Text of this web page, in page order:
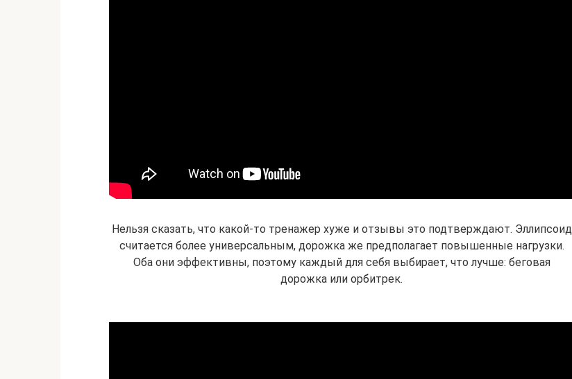
Нельзя сказать, что какой-то тренажер хуже и отзывы это подтверждают. Эллипсоид
считается более универсальным, дорожка же предполагает повышенные нагрузки.
Оба они эффективны, поэтому каждый для себя выбирает, что лучше: беговая
дорожка или орбитрек.